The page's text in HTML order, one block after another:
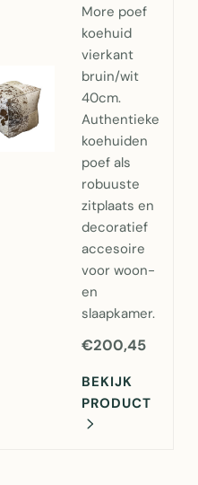
More poef
koehuid
vierkant
bruin/wit
40cm.
Authentieke
koehuiden
poef als
robuuste
zitplaats en
decoratief
accesoire
voor woon-
en
slaapkamer.
€200,45
BEKIJK
PRODUCT